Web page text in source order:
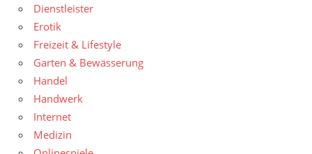
Dienstleister
Erotik
Freizeit & Lifestyle
Garten & Bewässerung
Handel
Handwerk
Internet
Medizin